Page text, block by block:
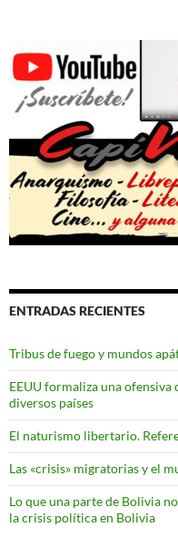
ENTRADAS RECIENTES
Tribus de fuego y mundos
EEUU formaliza una
diversos países
El naturismo libertario.
Las «crisis» migratorias y el
Lo que una parte de Bolivia
la crisis política en Bolivia